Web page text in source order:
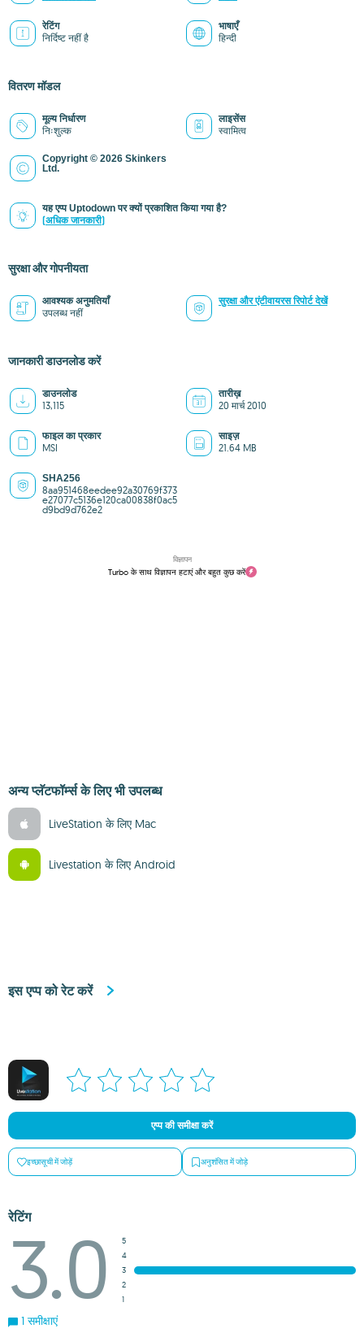
रेटिंग
निर्दिष्ट नहीं है
भाषाएँ
हिन्दी
वितरण मॉडल
मूल्य निर्धारण
निःशुल्क
लाइसेंस
स्वामित्व
Copyright © 2026 Skinkers
Ltd.
यह एप्प Uptodown पर क्यों प्रकाशित किया गया है?
(अधिक जानकारी)
सुरक्षा और गोपनीयता
आवश्यक अनुमतियाँ
उपलब्ध नहीं
सुरक्षा और एंटीवायरस रिपोर्ट देखें
जानकारी डाउनलोड करें
डाउनलोड
13,115
तारीख़
20 मार्च 2010
फाइल का प्रकार
MSI
साइज़
21.64 MB
SHA256
8aa951468eedee92a30769f373
e27077c5136e120ca00838f0ac5
d9bd9d762e2
विज्ञापन
Turbo के साथ विज्ञापन हटाएं और बहुत कुछ करें
अन्य प्लॅटफॉर्म्स के लिए भी उपलब्ध
LiveStation के लिए Mac
Livestation के लिए Android
इस एप्प को रेट करें
एप्प की समीक्षा करें
इच्छासूची में जोड़ें अनुशंसित में जोड़े
रेटिंग
3.0
5
4
3
2
1
1 समीक्षाएं